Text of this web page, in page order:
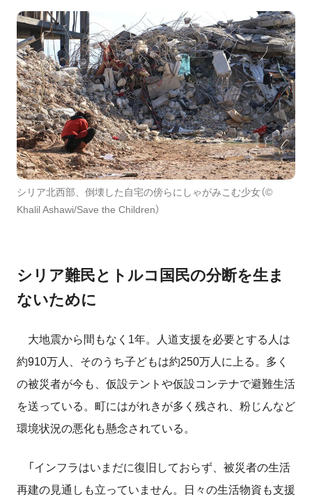
シリア北西部、倒壊した自宅の傍らにしゃがみこむ少女（©
Khalil Ashawi/Save the Children）
シリア難民とトルコ国民の分断を生ま
ないために
大地震から間もなく1年。人道支援を必要とする人は
約910万人、そのうち子どもは約250万人に上る。多く
の被災者が今も、仮設テントや仮設コンテナで避難生活
を送っている。町にはがれきが多く残され、粉じんなど
環境状況の悪化も懸念されている。
「インフラはいまだに復旧しておらず、被災者の生活
再建の見通しも立っていません。日々の生活物資も支援